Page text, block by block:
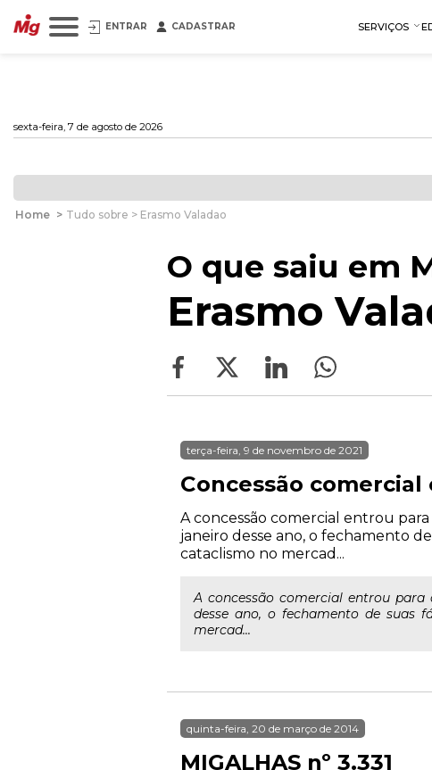
ENTRAR CADASTRAR SERVIÇOS
sexta-feira, 7 de agosto de 2026
Home > Tudo sobre > Erasmo Valadao
O que saiu em
Erasmo
terça-feira, 9 de novembro de 2021
Concessão
A concessão comercial entrou
janeiro desse ano, o fechamento
cataclismo no mercad...
A concessão comercial entrou
desse ano, o fechamento de suas
mercad...
quinta-feira, 20 de março de 2014
MIGALHAS nº 3.331